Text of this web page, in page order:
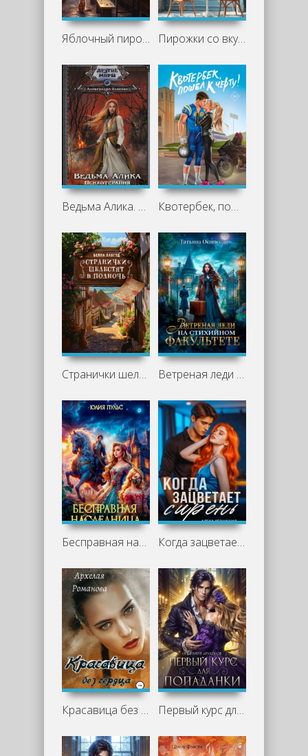
Яблочный пирог с загадкой - Татьяна Тарт Пирожки со вкусом преступления - Селия Брук
Ведьма Алика. Психотерапия для мертвеца - Александра Власова Квотербек, пошел к черту! - Вин Кэтчер
Странички шелестят в полночь - Белла Лавгуд Ветреная леди на стихийном факультете - Татьяна Осинская, Ирина Эльба
Бесправная наследница - Юлия Пульс Когда зацветает сирень - Алёна Черничная
Красавица без сердца - Архелая Романова Первый курс для попаданки - Алина Углицкая, Полина Нема